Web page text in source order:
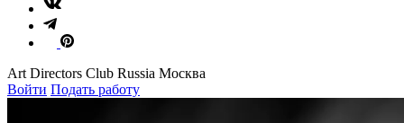
Art Directors Club Russia Москва
Войти Подать работу